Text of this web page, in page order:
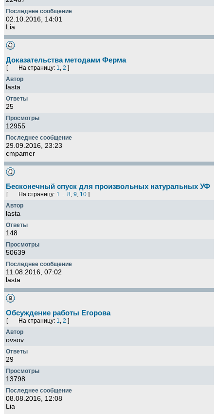
02.10.2016, 14:01
Lia
Доказательства методами Ферма
[ На страницу: 1, 2 ]
lasta
25
12955
29.09.2016, 23:23
cmpamer
Бесконечный спуск для произвольных натуральных УФ
[ На страницу: 1 ... 8, 9, 10]
lasta
148
50639
11.08.2016, 07:02
lasta
Обсуждение работы Егорова
[ На страницу: 1, 2 ]
ovsov
29
13798
08.08.2016, 12:08
Lia